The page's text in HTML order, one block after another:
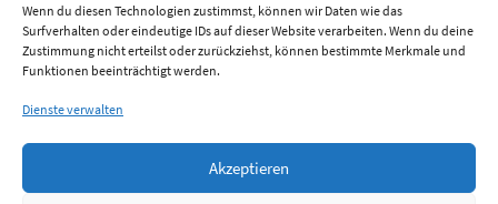
Wenn du diesen Technologien zustimmst, können wir Daten wie das
Surfverhalten oder eindeutige IDs auf dieser Website verarbeiten. Wenn du deine
Zustimmung nicht erteilst oder zurückziehst, können bestimmte Merkmale und
Funktionen beeinträchtigt werden.
Dienste verwalten
Akzeptieren